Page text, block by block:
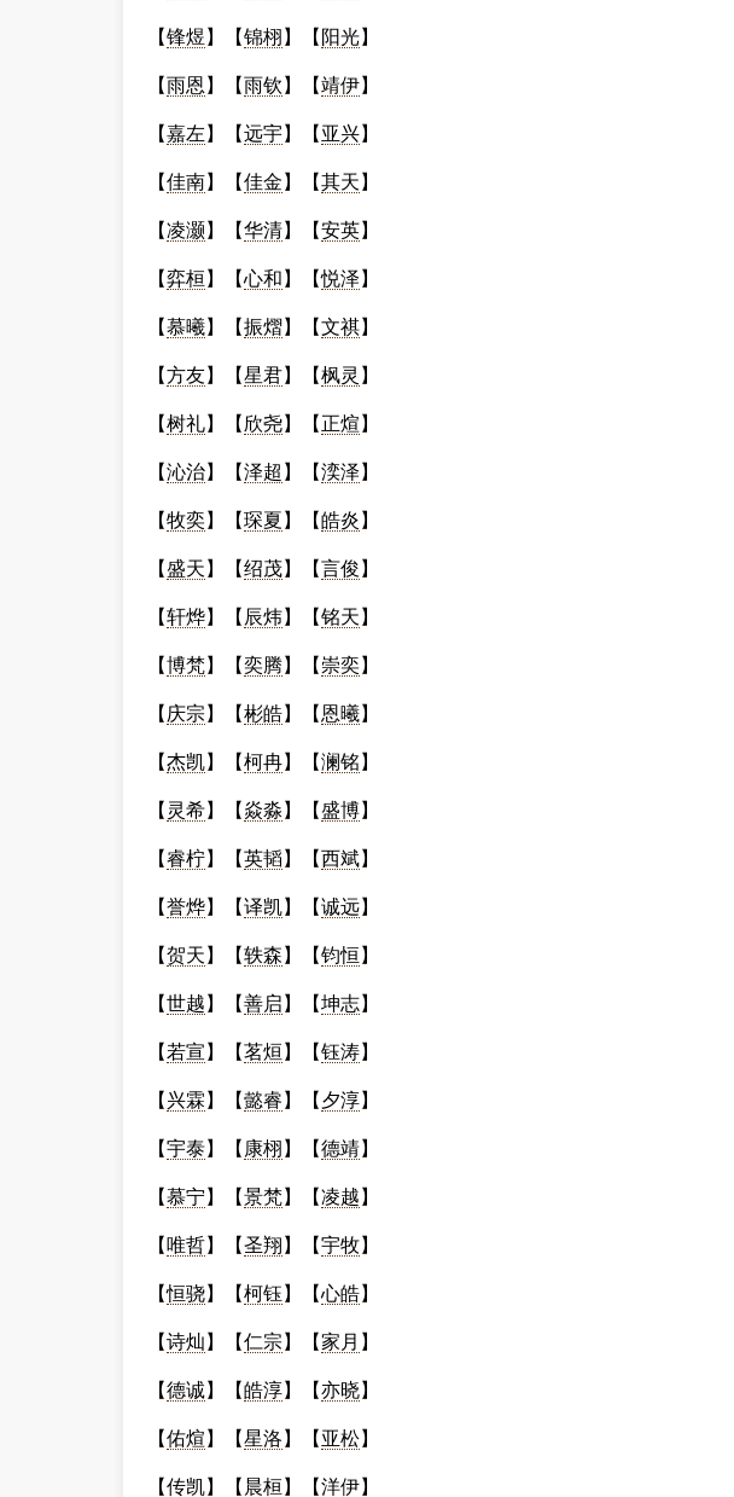
【锋煜 】【锦栩 】【 阳光】
【雨恩 】【雨钦 】【靖伊】
【嘉左】【远宇】【 亚兴】
【佳南】【佳金 】【其天 】
【凌灏 】【华清】【安英】
【弈桓 】【心和 】【悦泽 】
【慕曦】【振熠】【文祺】
【方友】【星君】【枫灵 】
【树礼】【 欣尧】【 正煊 】
【沁治】【泽超 】【湙泽 】
【牧奕 】【琛夏 】【皓炎 】
【 盛天 】【绍茂】【言俊 】
【轩烨】【 辰炜】【铭天 】
【博梵】【奕腾】【 崇奕 】
【 庆宗】【彬皓】【 恩曦】
【杰凯】【柯冉】【澜铭 】
【 灵希】【 焱淼 】【 盛博】
【睿柠】【英韬 】【西斌】
【誉烨】【译凯】【诚远】
【贺天 】【轶森 】【钧恒 】
【世越 】【善启 】【坤志】
【 若宣 】【茗烜 】【钰涛】
【 兴霖 】【懿睿 】【 夕淳】
【宇泰】【 康栩 】【德靖】
【慕宁】【景梵】【凌越 】
【 唯哲】【圣翔 】【宇牧】
【恒骁】【柯钰 】【心皓】
【诗灿 】【仁宗】【家月 】
【德诚 】【皓淳】【亦晓】
【佑煊 】【星洛 】【 亚松】
【传凯】【 晨桓 】【洋伊】